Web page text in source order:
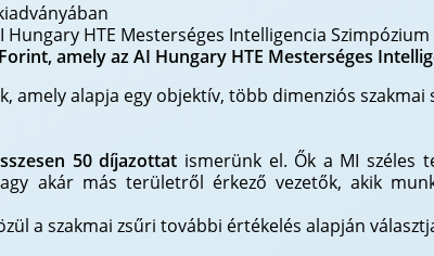
Hungary HTE Mesterséges Intelligencia
amely az AI Hungary HTE Mesterséges
amely alapja egy objektív, több dimenziós
50 díjazottat ismerünk el. Ők a MI széles
akár más területről érkező vezetők, akik
a szakmai zsűri további értékelés alapján